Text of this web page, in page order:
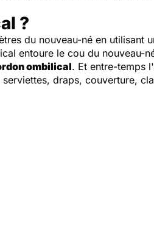
?
du nouveau-né en utilisant
entoure le cou du nouveau-
ombilical. Et entre-temps
draps, couverture,